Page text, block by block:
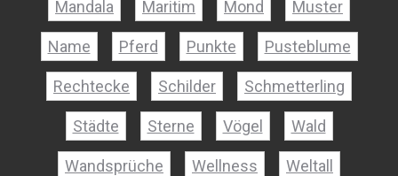
Mandala Maritim Mond Muster
Name Pferd Punkte Pusteblume
Rechtecke Schilder Schmetterling
Städte Sterne Vögel Wald
Wandsprüche Wellness Weltall